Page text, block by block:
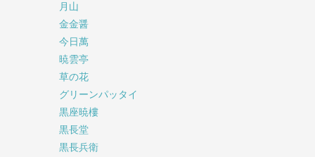
月山
金金醤
今日萬
暁雲亭
草の花
グリーンパッタイ
黒座暁樓
黒長堂
黒長兵衛